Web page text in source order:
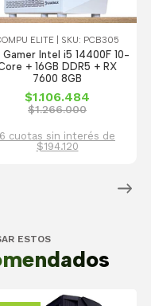
ELITE | SKU: PCB305
Gamer Intel i5 14400F 10-
+ 16GB DDR5 + RX
7600 8GB
$1.106.484
$1.266.000
6 cuotas sin interés de
$194.120
ESTOS